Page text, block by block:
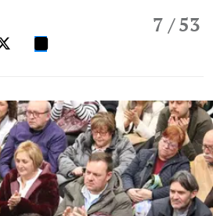
7 / 53